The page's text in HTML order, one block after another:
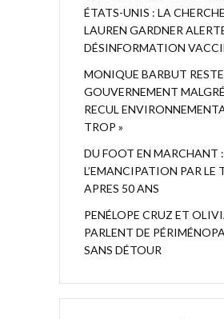
ÉTATS-UNIS : LA
LAUREN GARDNER
DÉSINFORMATION
MONIQUE BARBUT
GOUVERNEMENT
RECUL
TROP »
DU FOOT EN MARCHANT :
L’EMANCIPATION PAR LE
APRES 50 ANS
PENÉLOPE CRUZ ET
PARLENT DE
SANS DÉTOUR